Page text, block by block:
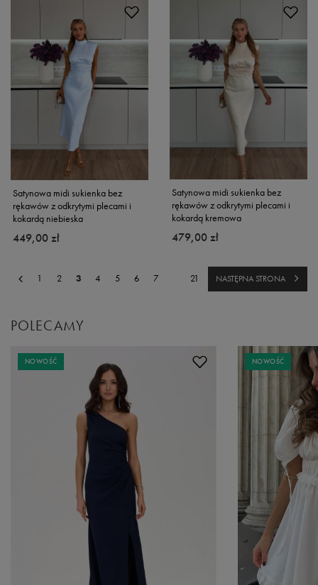
Satynowa midi sukienka bez
rękawów z odkrytymi plecami i
kokardą niebieska
449,00 zł
Satynowa midi sukienka bez
rękawów z odkrytymi plecami i
kokardą kremowa
479,00 zł
1 2 3 4 5 6 7 21 NASTĘPNA STRONA
POLECAMY
NOWOŚĆ NOWOŚĆ